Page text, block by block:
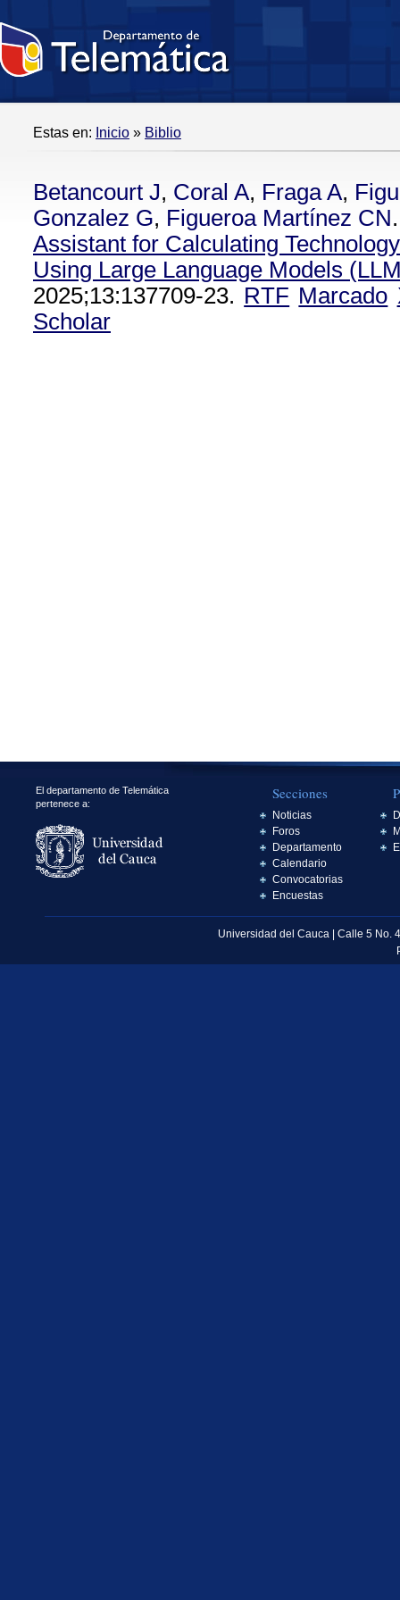
Estas en: Inicio » Biblio
Betancourt J, Coral A, Fraga A,
Gonzalez G, Figueroa Martínez CN.
Assistant for Calculating
Using Large Language Models
2025;13:137709-23. RTF Marcado
Scholar
El departamento de Telemática
pertenece a:
Secciones
Noticias
Foros
Departamento
Calendario
Convocatorias
Encuestas
Universidad del Cauca | Calle 5 No.